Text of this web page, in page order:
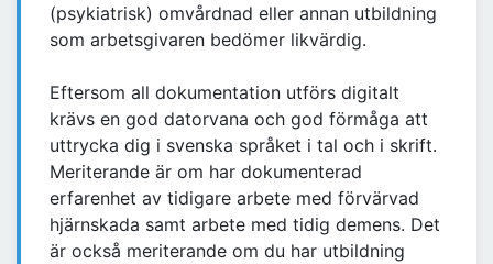
(psykiatrisk) omvårdnad eller annan utbildning
som arbetsgivaren bedömer likvärdig.
Eftersom all dokumentation utförs digitalt
krävs en god datorvana och god förmåga att
uttrycka dig i svenska språket i tal och i skrift.
Meriterande är om har dokumenterad
erfarenhet av tidigare arbete med förvärvad
hjärnskada samt arbete med tidig demens. Det
är också meriterande om du har utbildning